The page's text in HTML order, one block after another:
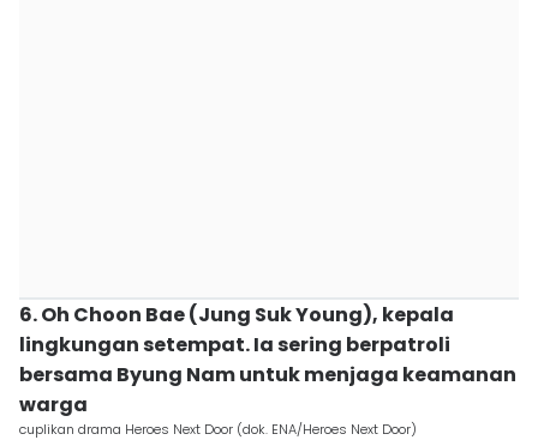
6. Oh Choon Bae (Jung Suk Young), kepala
lingkungan setempat. Ia sering berpatroli
bersama Byung Nam untuk menjaga keamanan
warga
cuplikan drama Heroes Next Door (dok. ENA/Heroes Next Door)